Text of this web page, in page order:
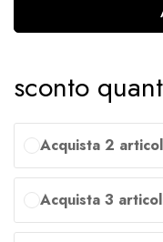
sconto
Acquista 2
Acquista 3